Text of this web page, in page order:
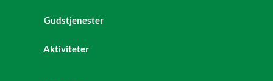
Gudstjenester
Aktiviteter